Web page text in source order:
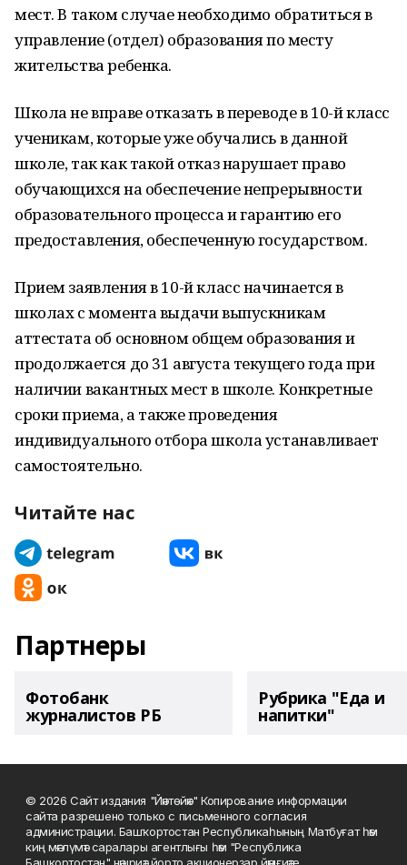
мест. В таком случае необходимо обратиться в
управление (отдел) образования по месту
жительства ребенка.
Школа не вправе отказать в переводе в 10-й класс
ученикам, которые уже обучались в данной
школе, так как такой отказ нарушает право
обучающихся на обеспечение непрерывности
образовательного процесса и гарантию его
предоставления, обеспеченную государством.
Прием заявления в 10-й класс начинается в
школах с момента выдачи выпускникам
аттестата об основном общем образования и
продолжается до 31 августа текущего года при
наличии вакантных мест в школе. Конкретные
сроки приема, а также проведения
индивидуального отбора школа устанавливает
самостоятельно.
Читайте нас
Партнеры
Фотобанк
журналистов РБ
Рубрика "Еда и
напитки"
© 2026 Сайт издания "Йәнтөйәк" Копирование информации
сайта разрешено только с письменного согласия
администрации. Башҡортостан Республикаһының Матбуғат һәм
киң мәғлүмәт саралары агентлығы һәм "Республика